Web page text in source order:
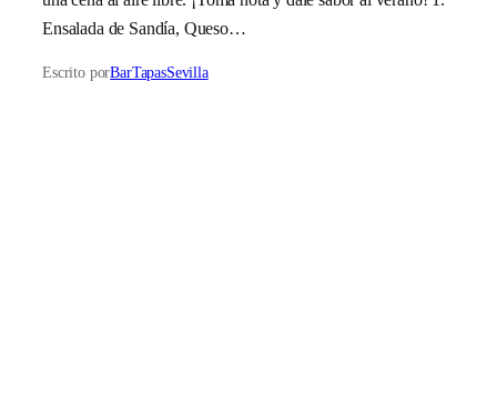
Ensalada de Sandía, Queso…
Escrito porBarTapasSevilla